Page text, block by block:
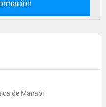
de Manabi